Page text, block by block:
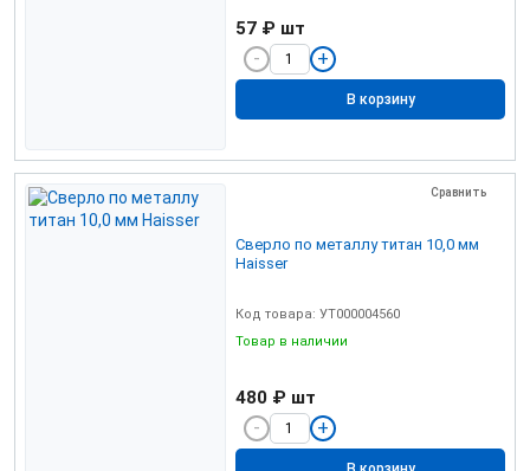
57 ₽ шт
В корзину
Сравнить
Сверло по металлу титан 10,0 мм
Haisser
Код товара: УТ000004560
Товар в наличии
480 ₽ шт